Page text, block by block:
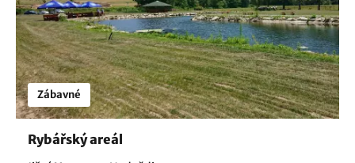
Zábavné
Rybářský areál